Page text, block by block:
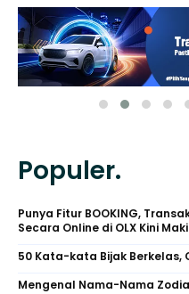
Populer.
Punya Fitur BOOKING,
Secara Online di OLX Kini
50 Kata-kata Bijak Berkelas,
Mengenal Nama-Nama